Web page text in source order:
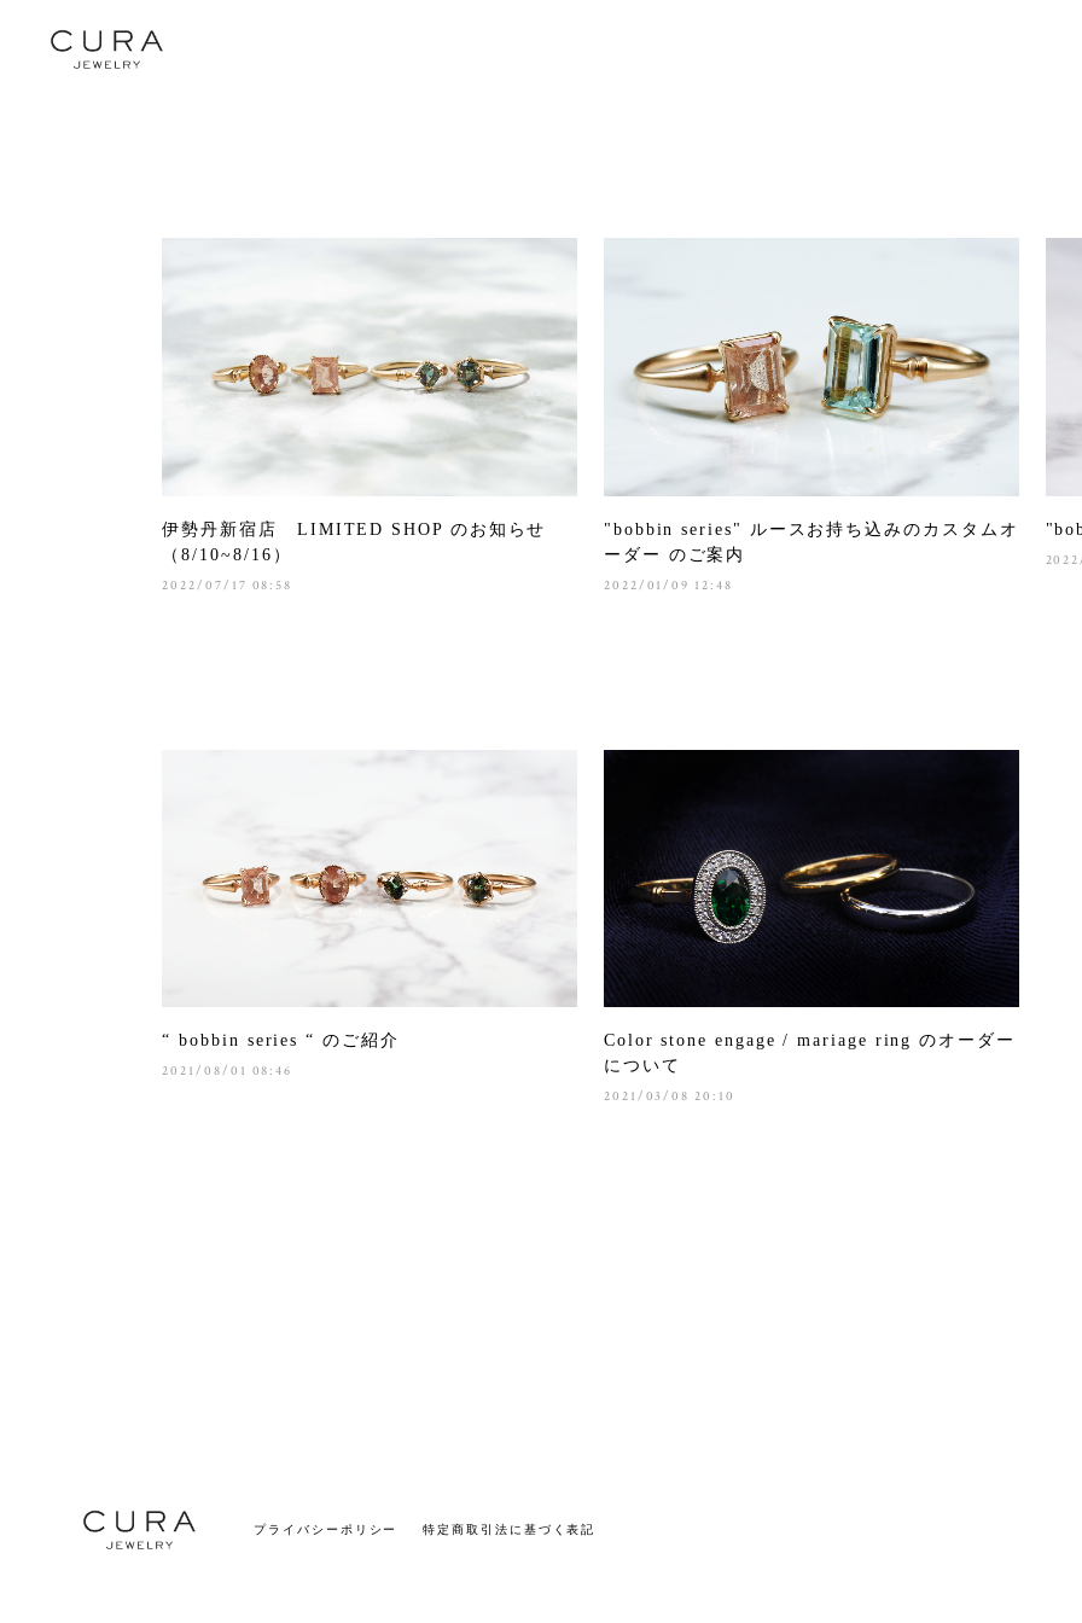
伊勢丹新宿店 LIMITED SHOP のお知らせ
（8/10~8/16）
2022/07/17 08:58
"bobbin series" ルースお持ち込みのカスタムオ
ーダー のご案内
2022/01/09 12:48
“ bobbin series “ のご紹介
2021/08/01 08:46
Color stone engage / mariage ring のオーダー
について
2021/03/08 20:10
プライバシーポリシー 特定商取引法に基づく表記